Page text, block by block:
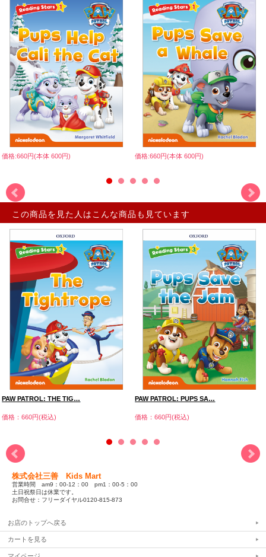
価格:660円(本体 600円) 価格:660円(本体 600円)
この商品を見た人はこんな商品も見ています
PAW PATROL: THE TIG…
価格：660円(税込)
PAW PATROL: PUPS SA…
価格：660円(税込)
株式会社三善 Kids Mart
営業時間 am9：00-12：00 pm1：00-5：00
土日祝祭日は休業です。
お問合せ：フリーダイヤル0120-815-873
お店のトップへ戻る
カートを見る